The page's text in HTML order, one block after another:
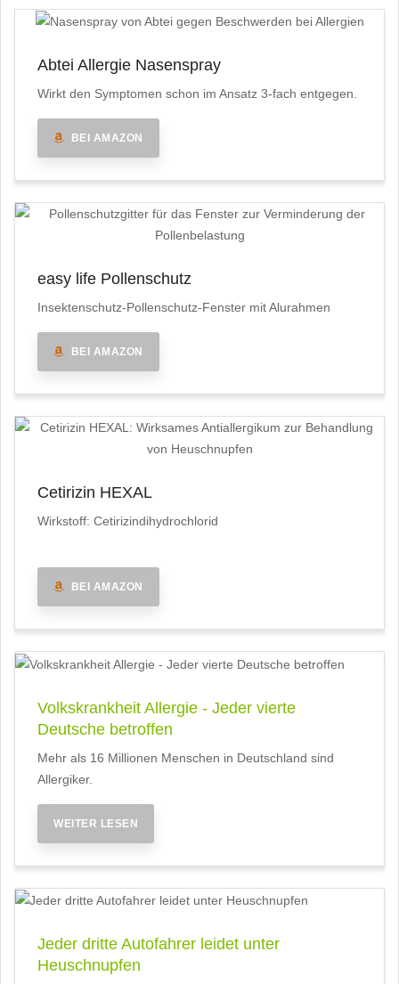
Abtei Allergie Nasenspray
Wirkt den Symptomen schon im Ansatz 3-fach entgegen.
BEI AMAZON
easy life Pollenschutz
Insektenschutz-Pollenschutz-Fenster mit Alurahmen
BEI AMAZON
Cetirizin HEXAL
Wirkstoff: Cetirizindihydrochlorid
BEI AMAZON
Volkskrankheit Allergie - Jeder vierte
Deutsche betroffen
Mehr als 16 Millionen Menschen in Deutschland sind
Allergiker.
WEITER LESEN
Jeder dritte Autofahrer leidet unter
Heuschnupfen